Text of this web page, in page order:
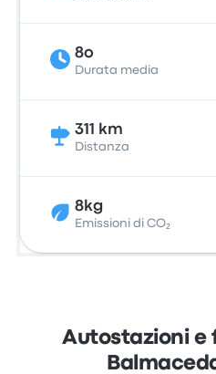
8o
Durata media
311 km
Distanza
8kg
Emissioni di CO₂
Autostazioni e